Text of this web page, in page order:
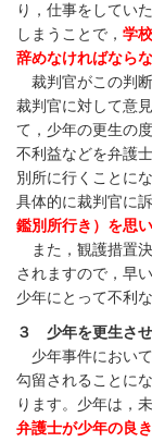
り，仕事をしてい
しまうことで， 学
辞めなければなら
裁判官がこの判断
裁判官に対して意
て，少年の更生の
不利益などを弁護
別所に行くことに
具体的に裁判官に
鑑別所行き）を思
また，観護措置
されますので，早
少年にとって不利
３ 少年を更生させ
少年事件におい
勾留されることにな
ります。少年は，
弁護士が少年の良